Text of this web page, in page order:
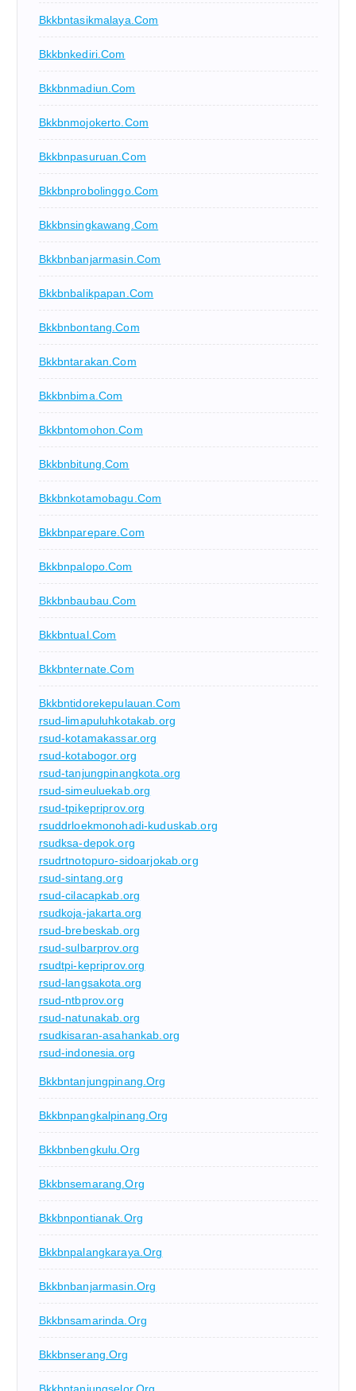
Bkkbntasikmalaya.com
Bkkbnkediri.com
Bkkbnmadiun.com
Bkkbnmojokerto.com
Bkkbnpasuruan.com
Bkkbnprobolinggo.com
Bkkbnsingkawang.com
Bkkbnbanjarmasin.com
Bkkbnbalikpapan.com
Bkkbnbontang.com
Bkkbntarakan.com
Bkkbnbima.com
Bkkbntomohon.com
Bkkbnbitung.com
Bkkbnkotamobagu.com
Bkkbnparepare.com
Bkkbnpalopo.com
Bkkbnbaubau.com
Bkkbntual.com
Bkkbnternate.com
Bkkbntidorekepulauan.com
rsud-limapuluhkotakab.org
rsud-kotamakassar.org
rsud-kotabogor.org
rsud-tanjungpinangkota.org
rsud-simeuluekab.org
rsud-tpikepriprov.org
rsuddrloekmonohadi-kuduskab.org
rsudksa-depok.org
rsudrtnotopuro-sidoarjokab.org
rsud-sintang.org
rsud-cilacapkab.org
rsudkoja-jakarta.org
rsud-brebeskab.org
rsud-sulbarprov.org
rsudtpi-kepriprov.org
rsud-langsakota.org
rsud-ntbprov.org
rsud-natunakab.org
rsudkisaran-asahankab.org
rsud-indonesia.org
Bkkbntanjungpinang.org
Bkkbnpangkalpinang.org
Bkkbnbengkulu.org
Bkkbnsemarang.org
Bkkbnpontianak.org
Bkkbnpalangkaraya.org
Bkkbnbanjarmasin.org
Bkkbnsamarinda.org
Bkkbnserang.org